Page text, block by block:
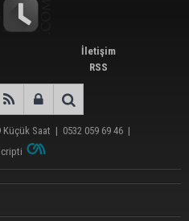
İletişim
RSS
Küçük Saat | 0532 059 69 46 |